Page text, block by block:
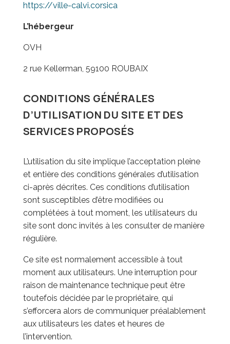
https://ville-calvi.corsica
L’hébergeur
OVH
2 rue Kellerman, 59100 ROUBAIX
CONDITIONS GÉNÉRALES
D’UTILISATION DU SITE ET DES
SERVICES PROPOSÉS
L’utilisation du site implique l’acceptation pleine
et entière des conditions générales d’utilisation
ci-après décrites. Ces conditions d’utilisation
sont susceptibles d’être modifiées ou
complétées à tout moment, les utilisateurs du
site sont donc invités à les consulter de manière
régulière.
Ce site est normalement accessible à tout
moment aux utilisateurs. Une interruption pour
raison de maintenance technique peut être
toutefois décidée par le propriétaire, qui
s’efforcera alors de communiquer préalablement
aux utilisateurs les dates et heures de
l’intervention.